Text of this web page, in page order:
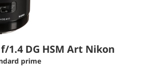
1.4 DG HSM Art Nikon
prime